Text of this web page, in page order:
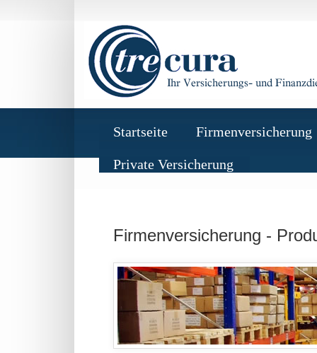
Startseite Firmenversicherung
Private Versicherung
Firmenversicherung -